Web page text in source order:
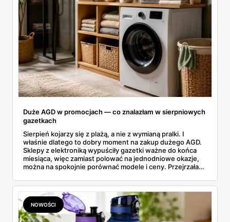
Duże AGD w promocjach — co znalazłam w sierpniowych
gazetkach
Sierpień kojarzy się z plażą, a nie z wymianą pralki. I
właśnie dlatego to dobry moment na zakup dużego AGD.
Sklepy z elektroniką wypuściły gazetki ważne do końca
miesiąca, więc zamiast polować na jednodniowe okazje,
można na spokojnie porównać modele i ceny. Przejrzałam
znalazłam, z cenami i terminami.
NOWOŚCI